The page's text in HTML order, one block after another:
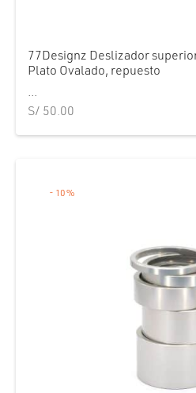
77Designz Deslizador
Plato Ovalado, repuesto
...
S/ 50.00
- 10%